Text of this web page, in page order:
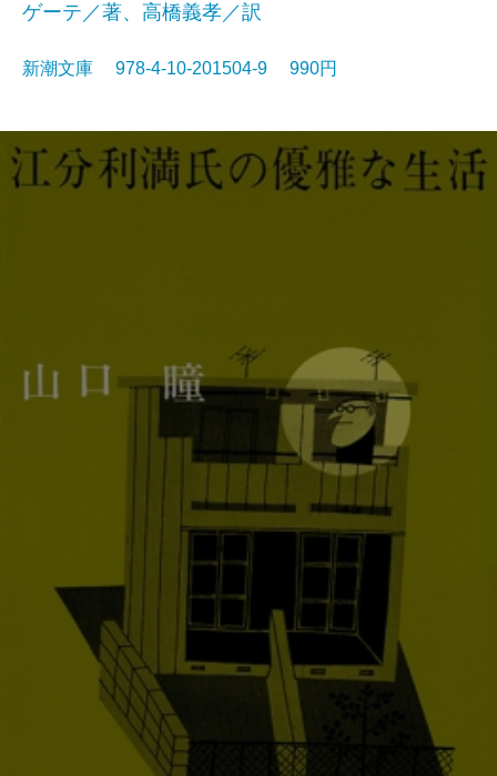
ゲーテ／著、高橋義孝／訳
新潮文庫 978-4-10-201504-9 990円